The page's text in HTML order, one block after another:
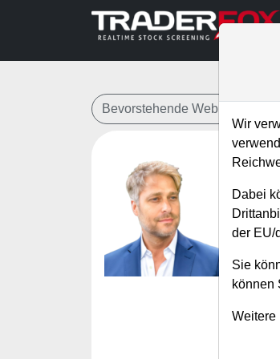
Bevorstehende Webinare
In
-
Wir
Dabei
der EU/
Sie
können
Weitere